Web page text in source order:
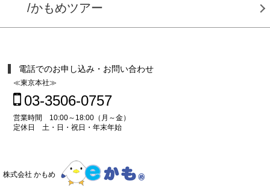
/かもめツアー
電話でのお申し込み・お問い合わせ
≪東京本社≫
03-3506-0757
営業時間 10:00～18:00（月～金）
定休日 土・日・祝日・年末年始
株式会社 かもめ